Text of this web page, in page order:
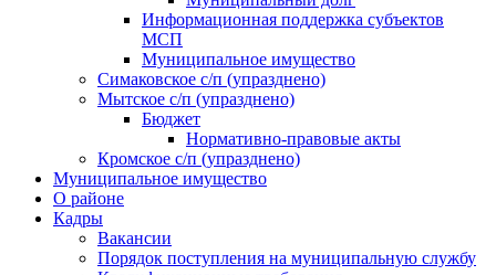
Информационная поддержка субъектов
МСП
Муниципальное имущество
Симаковское с/п (упразднено)
Мытское с/п (упразднено)
Бюджет
Нормативно-правовые акты
Кромское с/п (упразднено)
Муниципальное имущество
О районе
Кадры
Вакансии
Порядок поступления на муниципальную службу